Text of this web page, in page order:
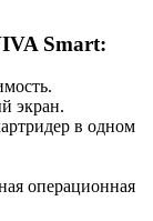
Smart:
экран.
в одном
операционная